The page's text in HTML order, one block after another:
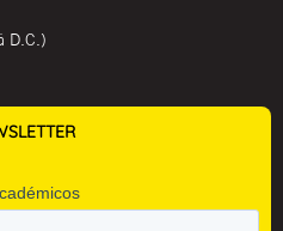
D.C.)